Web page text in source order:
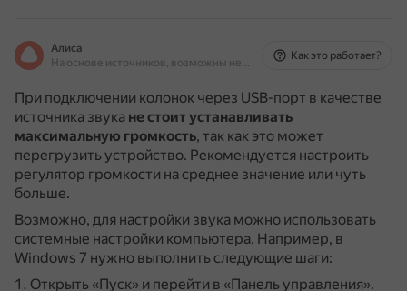
Алиса
На основе источников, возможны неточности
Как это работает?
При подключении колонок через USB-порт в качестве
источника звука не стоит устанавливать
максимальную громкость, так как это может
перегрузить устройство. Рекомендуется настроить
регулятор громкости на среднее значение или чуть
больше.
Возможно, для настройки звука можно использовать
системные настройки компьютера. Например, в
Windows 7 нужно выполнить следующие шаги:
Открыть «Пуск» и перейти в «Панель управления».